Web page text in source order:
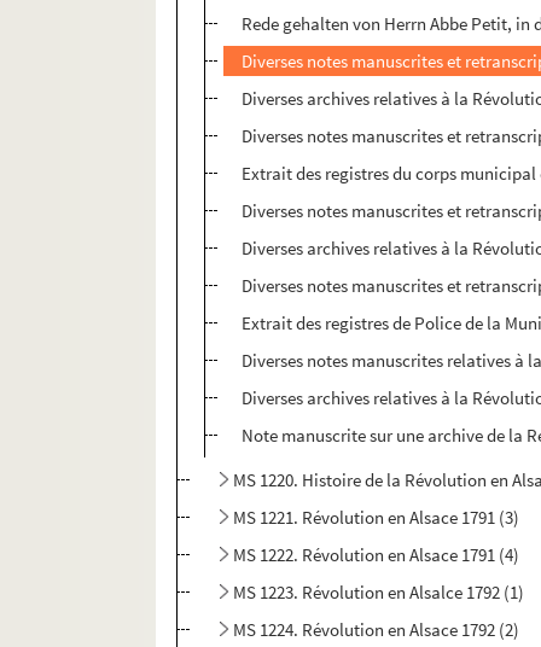
Rede gehalten von Herrn Abbe Petit,
Diverses notes manuscrites et
Diverses archives relatives à la
Diverses notes manuscrites et
Extrait des registres du corps
Diverses notes manuscrites et
Diverses archives relatives à la
Diverses notes manuscrites et
Extrait des registres de Police de la
Diverses notes manuscrites relatives à
Diverses archives relatives à la
Note manuscrite sur une archive de la
MS 1220. Histoire de la Révolution en
MS 1221. Révolution en Alsace 1791 (3)
MS 1222. Révolution en Alsace 1791 (4)
MS 1223. Révolution en Alsalce 1792 (1)
MS 1224. Révolution en Alsace 1792 (2)